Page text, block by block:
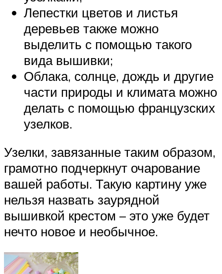
Лепестки цветов и листья
деревьев также можно
выделить с помощью такого
вида вышивки;
Облака, солнце, дождь и другие
части природы и климата можно
делать с помощью французских
узелков.
Узелки, завязанные таким образом,
грамотно подчеркнут очарование
вашей работы. Такую картину уже
нельзя назвать заурядной
вышивкой крестом – это уже будет
нечто новое и необычное.